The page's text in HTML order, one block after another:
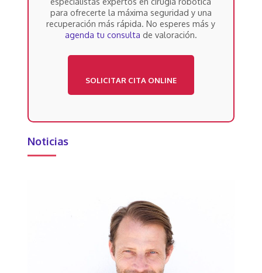
para ofrecerte la máxima seguridad y una
recuperación más rápida. No esperes más y
agenda tu consulta de valoración.
SOLICITAR CITA ONLINE
Noticias